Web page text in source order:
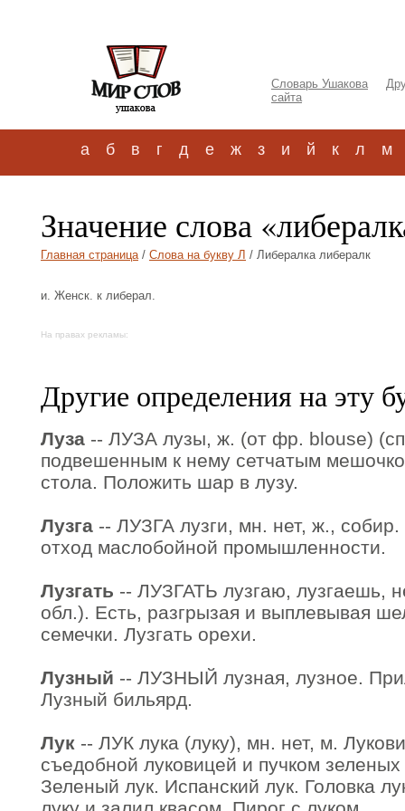
Словарь Ушакова
сайта
а б в г д е ж з и й к л м
Значение слова
Главная страница/ Слова на букву Л / Либералка либералк
и. Женск. к либерал.
На правах рекламы:
Другие определения на эту
Луза -- ЛУЗА лузы, ж. (от фр. blouse)
подвешенным к нему сетчатым
стола. Положить шар в лузу.
Лузга -- ЛУЗГА лузги, мн. нет, ж.,
отход маслобойной промышленности.
Лузгать -- ЛУЗГАТЬ лузгаю, лузгаешь,
обл.). Есть, разгрызая и выплевывая
семечки. Лузгать орехи.
Лузный -- ЛУЗНЫЙ лузная, лузное.
Лузный бильярд.
Лук -- ЛУК лука (луку), мн. нет, м.
съедобной луковицей и пучком зеленых
Зеленый лук. Испанский лук. Головка